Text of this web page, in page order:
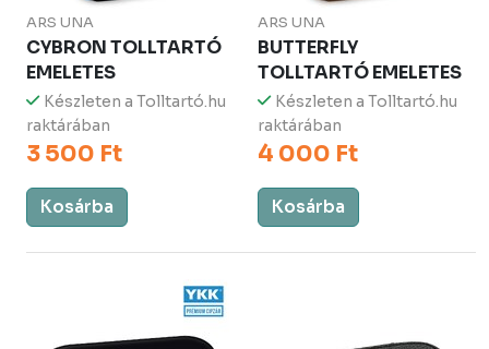
ARS UNA
CYBRON TOLLTARTÓ
EMELETES
Készleten a Tolltartó.hu
raktárában
3 500 Ft
Kosárba
ARS UNA
BUTTERFLY
TOLLTARTÓ EMELETES
Készleten a Tolltartó.hu
raktárában
4 000 Ft
Kosárba